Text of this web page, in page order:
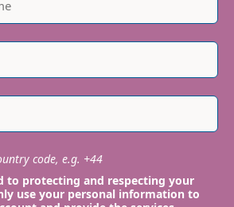
code, e.g. +44
to protecting and respecting your
use your personal information to